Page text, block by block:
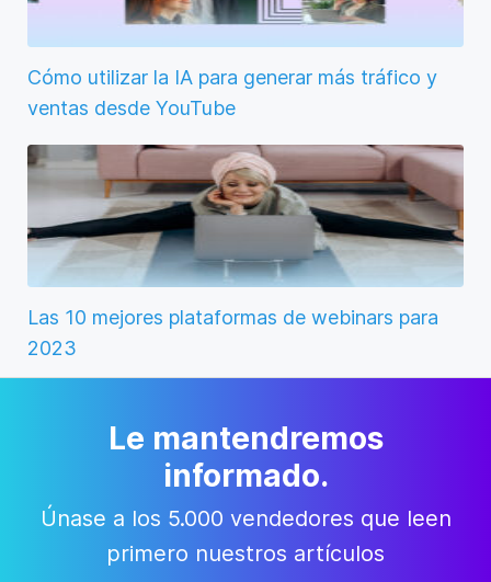
Cómo utilizar la IA para generar más tráfico y
ventas desde YouTube
Las 10 mejores plataformas de webinars para
2023
Le mantendremos
informado.
Únase a los 5.000 vendedores que leen
primero nuestros artículos